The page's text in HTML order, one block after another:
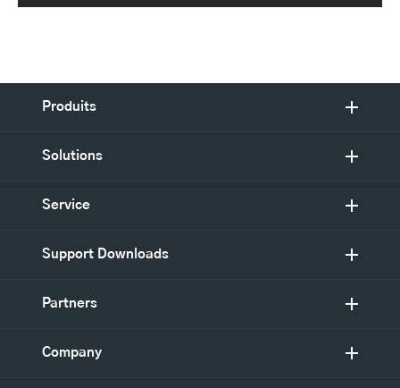
Produits
Solutions
Service
Support Downloads
Partners
Company